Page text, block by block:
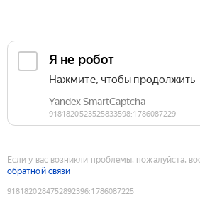
Если у вас возникли проблемы, пожалуйста,
обратной связи
9181820284752892396:1786087225